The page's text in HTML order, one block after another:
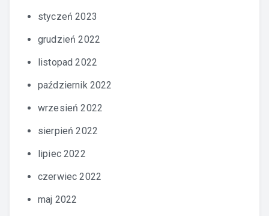
styczeń 2023
grudzień 2022
listopad 2022
październik 2022
wrzesień 2022
sierpień 2022
lipiec 2022
czerwiec 2022
maj 2022